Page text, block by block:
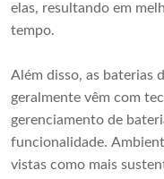
elas, resultando em
tempo.
Além disso, as baterias
geralmente vêm com
gerenciamento de
funcionalidade.
vistas como mais